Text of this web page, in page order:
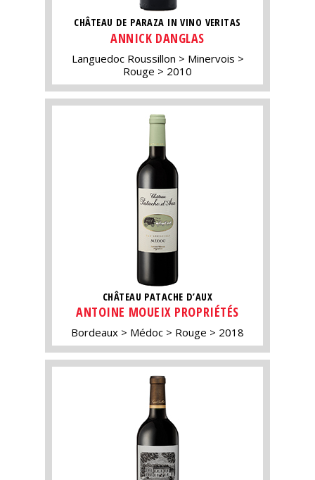
CHÂTEAU DE PARAZA IN VINO VERITAS
ANNICK DANGLAS
Languedoc Roussillon
Minervois
Rouge
2010
CHÂTEAU PATACHE D’AUX
ANTOINE MOUEIX PROPRIÉTÉS
Bordeaux Médoc Rouge 2018